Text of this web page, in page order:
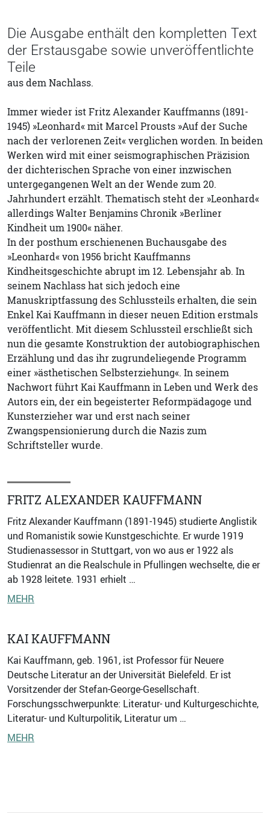
Die Ausgabe enthält den kompletten Text
der Erstausgabe sowie unveröffentlichte
Teile
aus dem Nachlass.
Immer wieder ist Fritz Alexander Kauffmanns (1891-
1945) »Leonhard« mit Marcel Prousts »Auf der Suche
nach der verlorenen Zeit« verglichen worden. In beiden
Werken wird mit einer seismographischen Präzision
der dichterischen Sprache von einer inzwischen
untergegangenen Welt an der Wende zum 20.
Jahrhundert erzählt. Thematisch steht der »Leonhard«
allerdings Walter Benjamins Chronik »Berliner
Kindheit um 1900« näher.
In der posthum erschienenen Buchausgabe des
»Leonhard« von 1956 bricht Kauffmanns
Kindheitsgeschichte abrupt im 12. Lebensjahr ab. In
seinem Nachlass hat sich jedoch eine
Manuskriptfassung des Schlussteils erhalten, die sein
Enkel Kai Kauffmann in dieser neuen Edition erstmals
veröffentlicht. Mit diesem Schlussteil erschließt sich
nun die gesamte Konstruktion der autobiographischen
Erzählung und das ihr zugrundeliegende Programm
einer »ästhetischen Selbsterziehung«. In seinem
Nachwort führt Kai Kauffmann in Leben und Werk des
Autors ein, der ein begeisterter Reformpädagoge und
Kunsterzieher war und erst nach seiner
Zwangspensionierung durch die Nazis zum
Schriftsteller wurde.
FRITZ ALEXANDER KAUFFMANN
Fritz Alexander Kauffmann (1891-1945) studierte Anglistik
und Romanistik sowie Kunstgeschichte. Er wurde 1919
Studienassessor in Stuttgart, von wo aus er 1922 als
Studienrat an die Realschule in Pfullingen wechselte, die er
ab 1928 leitete. 1931 erhielt …
MEHR
KAI KAUFFMANN
Kai Kauffmann, geb. 1961, ist Professor für Neuere
Deutsche Literatur an der Universität Bielefeld. Er ist
Vorsitzender der Stefan-George-Gesellschaft.
Forschungsschwerpunkte: Literatur- und Kulturgeschichte,
Literatur- und Kulturpolitik, Literatur um …
MEHR